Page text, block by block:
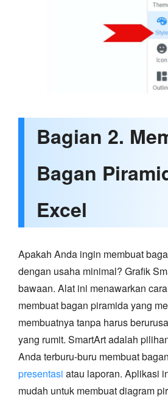
Bagian 2.
Bagan
Excel
Apakah Anda ingin membuat
dengan usaha minimal? Grafik
bawaan. Alat ini menawarkan
membuat bagan piramida yang
membuatnya tanpa harus
yang rumit. SmartArt adalah
Anda terburu-buru membuat
presentasi atau laporan. Aplikasi
mudah untuk membuat diagram